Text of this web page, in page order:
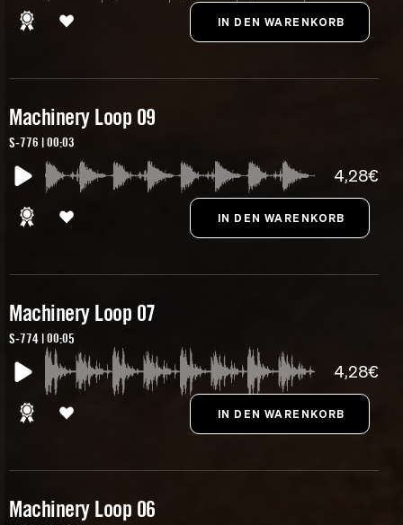
Machinery Loop 09
S-776 | 00:03
4,28€
Machinery Loop 07
S-774 | 00:05
4,28€
Machinery Loop 06